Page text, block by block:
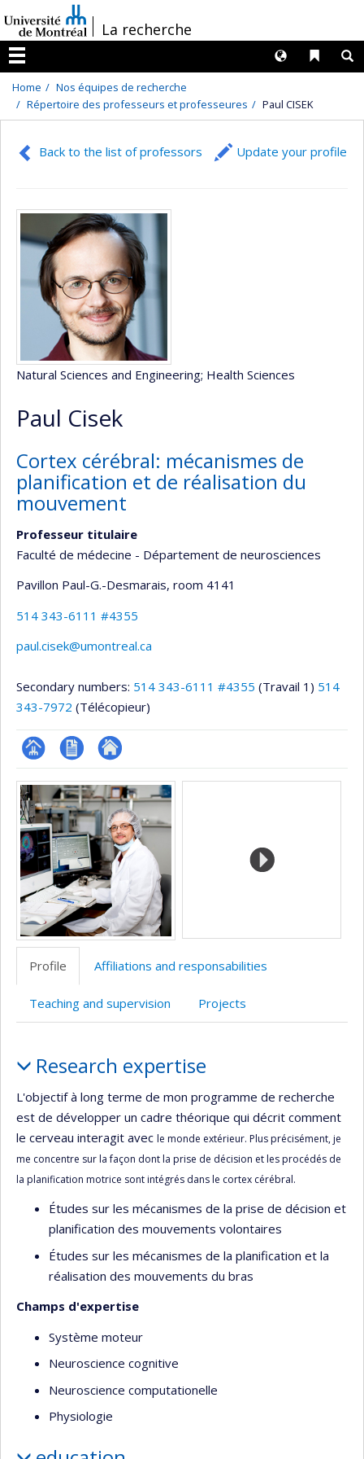
au
contenu
/La recherche
Menu
Liens
Langues
Home
Nos équipes de recherche
Répertoire des professeurs et professeures
Paul CISEK
Back to the list of professors Update your profile
Natural Sciences and Engineering; Health Sciences
Paul Cisek
Cortex cérébral: mécanismes de
planification et de réalisation du
mouvement
Professeur titulaire
Faculté de médecine - Département de neurosciences
Pavillon Paul-G.-Desmarais, room 4141
514 343-6111 #4355
paul.cisek@umontreal.ca
Secondary numbers: 514 343-6111 #4355 (Travail 1) 514
343-7972 (Télécopieur)
Page
professionnelle
(faculté,département,école)
CV
Autre
site
web
Media
Profile Affiliations and responsabilities
Teaching and supervision Projects
Research expertise
L'objectif à long terme de mon programme de recherche
est de développer un cadre théorique qui décrit comment
le cerveau interagit avec le monde extérieur. Plus précisément, je
me concentre sur la façon dont la prise de décision et les procédés de
la planification motrice sont intégrés dans le cortex cérébral.
Études sur les mécanismes de la prise de décision et
planification des mouvements volontaires
Études sur les mécanismes de la planification et la
réalisation des mouvements du bras
Champs d'expertise
Système moteur
Neuroscience cognitive
Neuroscience computationelle
Physiologie